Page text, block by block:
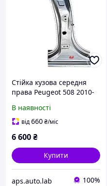
Стійка кузова середня
права Peugeot 508 2010-
В наявності
від660₴/міс
6 600₴
Купити
aps.auto.lab 100%